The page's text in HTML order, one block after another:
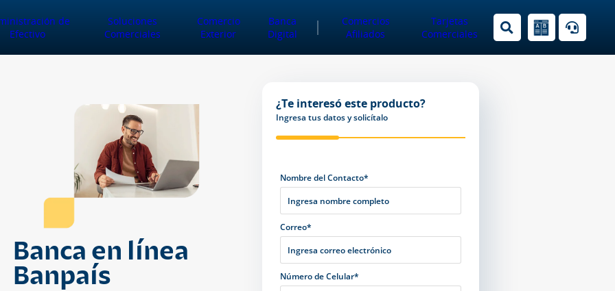
de
Efectivo
Soluciones
Comerciales
Comercio
Exterior
Banca
Digital
Comercios
Afiliados
Tarjetas
Comerciales
Banca en línea
Banpaís
¿Te interesó este producto?
Ingresa tus datos y solicítalo
Nombre del Contacto*
Correo*
Número de Celular*